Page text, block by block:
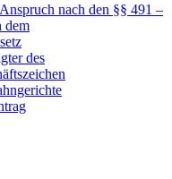
nach den §§ 491 –
dem
des